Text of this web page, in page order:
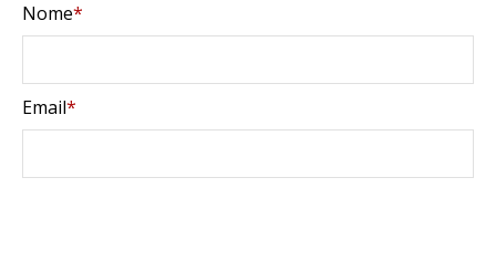
Nome*
Email*